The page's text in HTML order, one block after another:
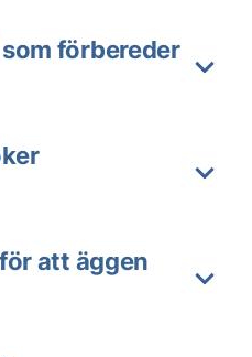
förbereder
att äggen